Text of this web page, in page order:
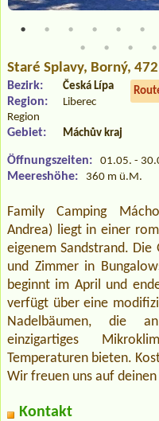
Staré Splavy, Borný,
Bezirk: Česká Lípa
Region:
Liberec
Region
Gebiet: Máchův kraj
Öffnungszeiten: 01.05. -
Meereshöhe: 360 m ü.M.
Family Camping
Andrea) liegt in einer
eigenem Sandstrand.
und Zimmer in
beginnt im April und
verfügt über eine
Nadelbäumen, die
einzigartiges
Temperaturen bieten.
Wir freuen uns auf deinen
Kontakt